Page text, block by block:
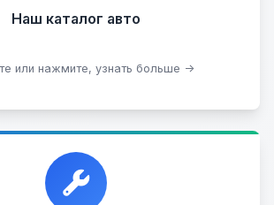
Наш каталог авто
или нажмите, узнать больше →
Посмотреть каталог
для разборки на запчасти в
любом состоянии.